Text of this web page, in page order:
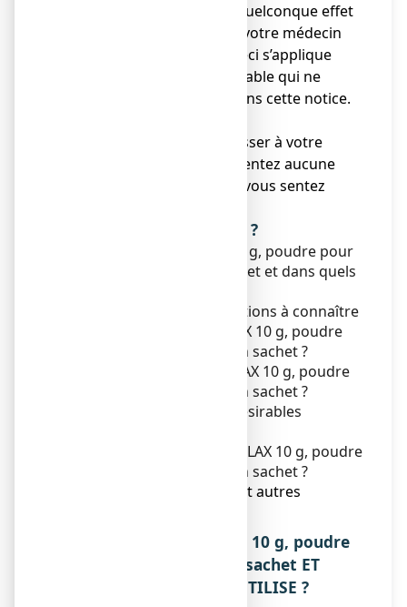
● Si vous ressentez un quelconque effet
indésirable, parlez-en à votre médecin
ou votre pharmacien. Ceci s’applique
aussi à tout effet indésirable qui ne
serait pas mentionné dans cette notice.
● Vous devez vous adresser à votre
médecin si vous ne ressentez aucune
amélioration ou si vous vous sentez
Que contient cette notice ?
1. Qu'est-ce que FORLAX 10 g, poudre pour
solution buvable en sachet et dans quels
2. Quelles sont les informations à connaître
avant de prendre FORLAX 10 g, poudre
pour solution buvable en sachet ?
3. Comment prendre FORLAX 10 g, poudre
pour solution buvable en sachet ?
4. Quels sont les effets indésirables
5. Comment conserver FORLAX 10 g, poudre
pour solution buvable en sachet ?
6. Contenu de l’emballage et autres
1. QU’EST-CE QUE FORLAX 10 g, poudre
pour solution buvable en sachet ET
DANS QUELS CAS EST-IL UTILISE ?